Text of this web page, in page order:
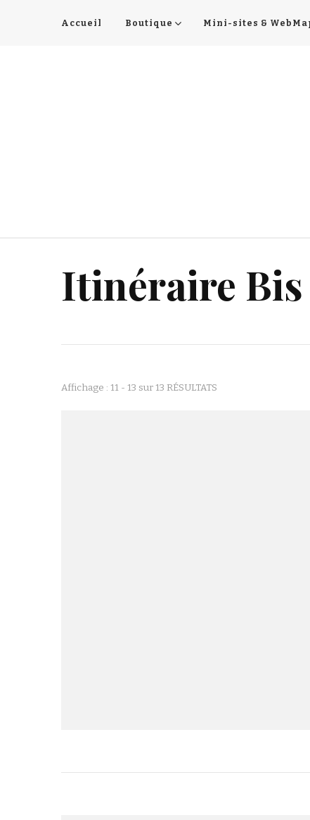
Accueil Boutique Mini-sites &
Itinéraire Bis
Affichage : 11 - 13 sur 13 RÉSULTATS